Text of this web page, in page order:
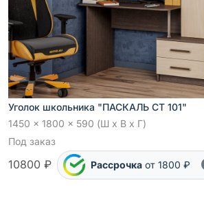
Уголок школьника "ПАСКАЛЬ СТ 101"
1450 x 1800 x 590 (Ш x В x Г)
Под заказ
10800 ₽ Рассрочка от 1800 ₽